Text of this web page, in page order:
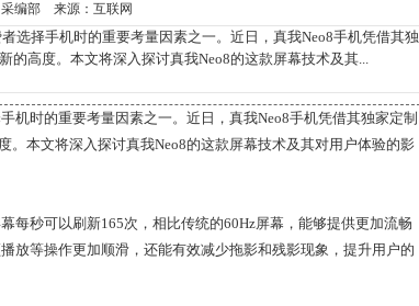
采编部 来源：互联网
择手机时的重要考量因素之一。近日，真我Neo8手机凭借其独
的高度。本文将深入探讨真我Neo8的这款屏幕技术及其...
机时的重要考量因素之一。近日，真我Neo8手机凭借其独家定制
。本文将深入探讨真我Neo8的这款屏幕技术及其对用户体验的影
每秒可以刷新165次，相比传统的60Hz屏幕，能够提供更加流畅
放等操作更加顺滑，还能有效减少拖影和残影现象，提升用户的